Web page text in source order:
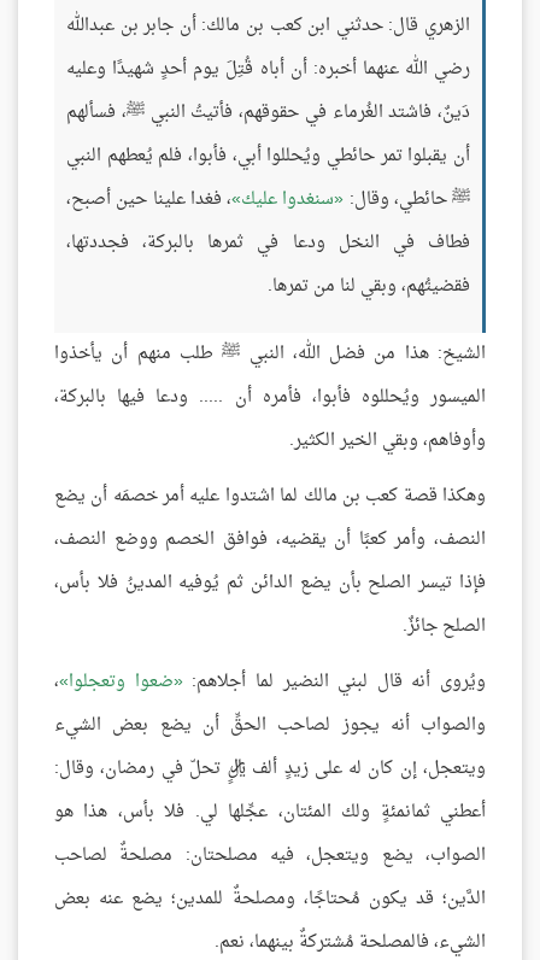
الزهري قال: حدثني ابن كعب بن مالك: أن جابر بن عبدالله
رضي الله عنهما أخبره: أن أباه قُتِلَ يوم أحدٍ شهيدًا وعليه
دَينٌ، فاشتد الغُرماء في حقوقهم، فأتيتُ النبي ﷺ، فسألهم
أن يقبلوا تمر حائطي ويُحللوا أبي، فأبوا، فلم يُعطهم النبي
ﷺ حائطي، وقال: سنغدوا عليك ، فغدا علينا حين أصبح،
فطاف في النخل ودعا في ثمرها بالبركة، فجددتها،
فقضيتُهم، وبقي لنا من تمرها.
الشيخ: هذا من فضل الله، النبي ﷺ طلب منهم أن يأخذوا
الميسور ويُحللوه فأبوا، فأمره أن ..... ودعا فيها بالبركة،
وأوفاهم، وبقي الخير الكثير.
وهكذا قصة كعب بن مالك لما اشتدوا عليه أمر خصمَه أن يضع
النصف، وأمر كعبًا أن يقضيه، فوافق الخصم ووضع النصف،
فإذا تيسر الصلح بأن يضع الدائن ثم يُوفيه المدينُ فلا بأس،
الصلح جائزٌ.
ويُروى أنه قال لبني النضير لما أجلاهم: ضعوا وتعجلوا ،
والصواب أنه يجوز لصاحب الحقِّ أن يضع بعض الشيء
ويتعجل، إن كان له على زيدٍ ألف ريالٍ تحلّ في رمضان، وقال:
أعطني ثمانمئةٍ ولك المئتان، عجِّلها لي. فلا بأس، هذا هو
الصواب، يضع ويتعجل، فيه مصلحتان: مصلحةٌ لصاحب
الدَّين؛ قد يكون مُحتاجًا، ومصلحةٌ للمدين؛ يضع عنه بعض
الشيء، فالمصلحة مُشتركةٌ بينهما، نعم.